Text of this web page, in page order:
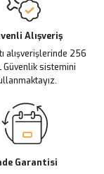
Alışveriş
alışverişlerinde 256
Güvenlik sistemini
Garantisi